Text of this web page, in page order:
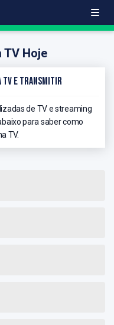
TV Hoje
TV e Transmitir
de TV e streaming
para saber como
TV.